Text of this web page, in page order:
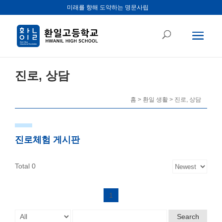
미래를 향해 도약하는 명문사립
진로, 상담
홈 > 환일 생활 > 진로, 상담
진로체험 게시판
Total 0
1
Search